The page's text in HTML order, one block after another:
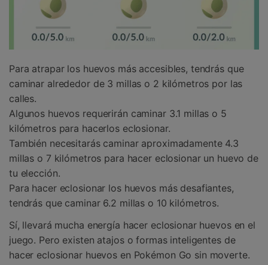
Para atrapar los huevos más accesibles, tendrás que
caminar alrededor de 3 millas o 2 kilómetros por las
calles.
Algunos huevos requerirán caminar 3.1 millas o 5
kilómetros para hacerlos eclosionar.
También necesitarás caminar aproximadamente 4.3
millas o 7 kilómetros para hacer eclosionar un huevo de
tu elección.
Para hacer eclosionar los huevos más desafiantes,
tendrás que caminar 6.2 millas o 10 kilómetros.
Sí, llevará mucha energía hacer eclosionar huevos en el
juego. Pero existen atajos o formas inteligentes de
hacer eclosionar huevos en Pokémon Go sin moverte.